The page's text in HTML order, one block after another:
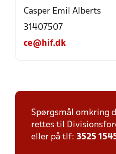
Casper Emil Alberts
31407507
ce@hif.dk
Spørgsmål omkring
rettes til
eller på tlf: 3525